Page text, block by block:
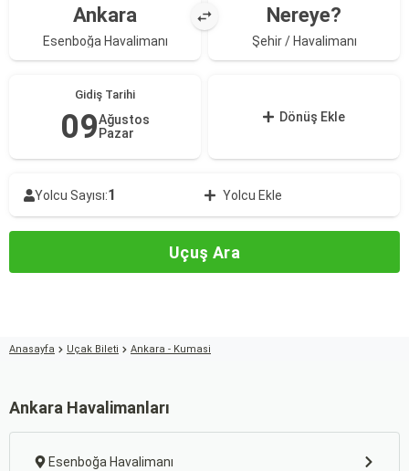
Ankara
Esenboğa Havalimanı
Nereye?
Şehir / Havalimanı
Gidiş Tarihi
09Ağustos
Pazar
Dönüş Ekle
Yolcu Sayısı:1 Yolcu Ekle
Uçuş Ara
Anasayfa Uçak Bileti Ankara - Kumasi
Ankara Havalimanları
Esenboğa Havalimanı